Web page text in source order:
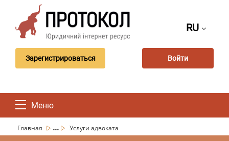
RU
Зарегистрироваться Войти
Меню
Главная ... Услуги адвоката